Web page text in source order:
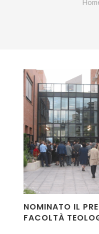
NOMINATO IL
FACOLTÀ